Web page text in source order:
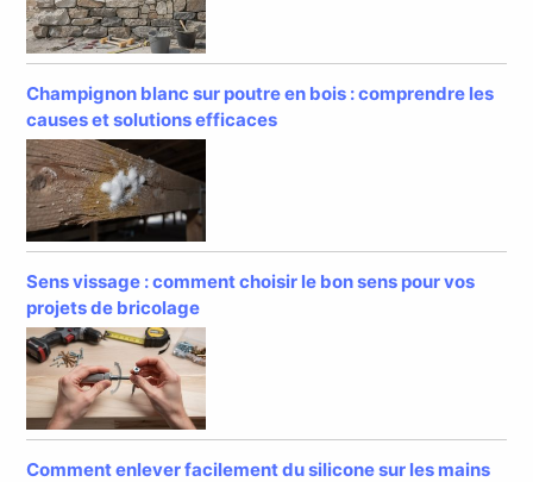
Champignon blanc sur poutre en bois : comprendre les
causes et solutions efficaces
Sens vissage : comment choisir le bon sens pour vos
projets de bricolage
Comment enlever facilement du silicone sur les mains